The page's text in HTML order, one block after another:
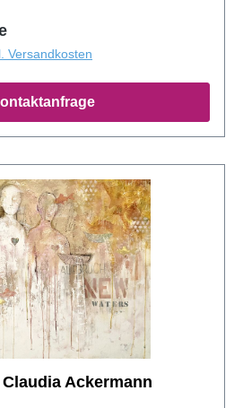
Versandkosten
Ackermann